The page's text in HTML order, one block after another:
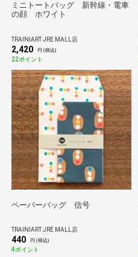
ミニトートバッグ 新幹線・電車
の顔 ホワイト
TRAINIART JRE MALL店
2,420 円 (税込)
22ポイント
ペーパーバッグ 信号
TRAINIART JRE MALL店
440 円 (税込)
4ポイント